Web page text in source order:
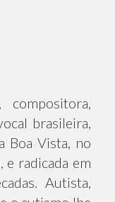
brasileira,
Boa Vista, no
radicada em
Autista,